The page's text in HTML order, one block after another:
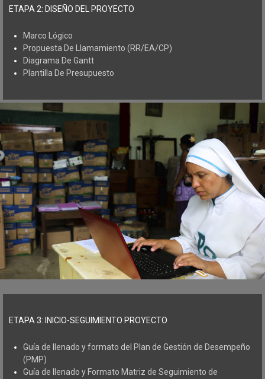
ETAPA 2: DISEÑO DEL PROYECTO
Marco Lógico
Propuesta De Llamamiento (RR/EA/CP)
Diagrama De Gantt
Plantilla De Presupuesto
ETAPA 3: INICIO-SEGUIMIENTO PROYECTO
Guía de llenado y formato del Plan de Gestión de Desempeño
(PMP)
Guía de llenado y Formato Matriz de Seguimiento de